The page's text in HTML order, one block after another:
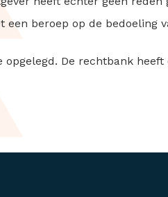
beroep op de bedoeling
De rechtbank heeft